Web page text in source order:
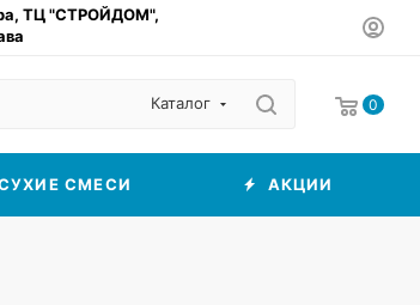
ТЦ "СТРОЙДОМ",
Каталог 0
СМЕСИ АКЦИИ